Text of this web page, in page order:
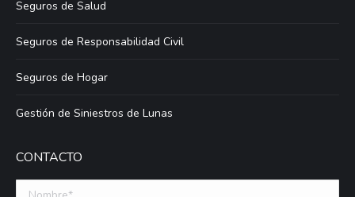
Seguros de Salud
Seguros de Responsabilidad Civil
Seguros de Hogar
Gestión de Siniestros de Lunas
CONTACTO
Nombre *